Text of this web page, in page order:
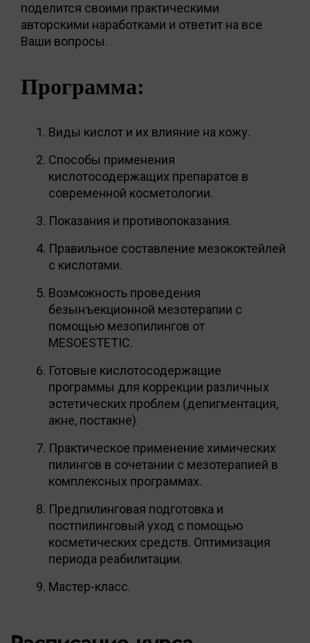
поделится своими практическими
авторскими наработками и ответит на все
Ваши вопросы.
Программа:
Виды кислот и их влияние на кожу.
Способы применения
кислотосодержащих препаратов в
современной косметологии.
Показания и противопоказания.
Правильное составление мезококтейлей
с кислотами.
Возможность проведения
безынъекционной мезотерапии с
помощью мезопилингов от
MESOESTETIC.
Готовые кислотосодержащие
программы для коррекции различных
эстетических проблем (депигментация,
акне, постакне).
Практическое применение химических
пилингов в сочетании с мезотерапией в
комплексных программах.
Предпилинговая подготовка и
постпилинговый уход с помощью
косметических средств. Оптимизация
периода реабилитации.
Мастер-класс.